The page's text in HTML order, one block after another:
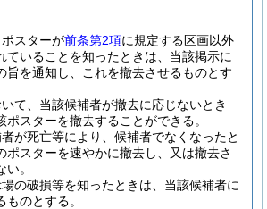
スターが前条第2項に規定する区画以外
ていることを知ったときは、当該掲示に
旨を通知し、これを撤去させるものとす
て、当該候補者が撤去に応じないとき
ポスターを撤去することができる。
が死亡等により、候補者でなくなったと
ポスターを速やかに撤去し、又は撤去さ
。
の破損等を知ったときは、当該候補者に
のとする。